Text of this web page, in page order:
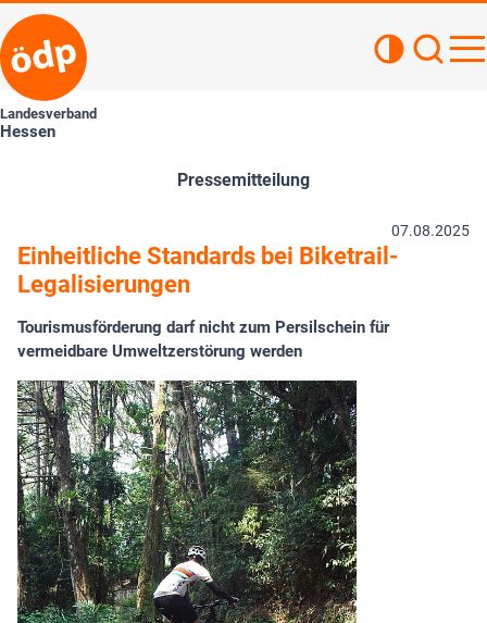
Landesverband
Hessen
Pressemitteilung
07.08.2025
Einheitliche Standards bei Biketrail-
Legalisierungen
Tourismusförderung darf nicht zum Persilschein für
vermeidbare Umweltzerstörung werden